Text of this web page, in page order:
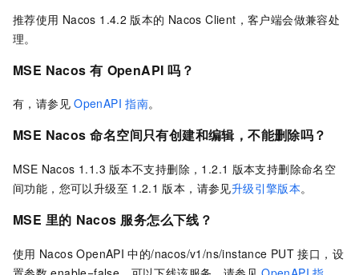
推荐使用 Nacos 1.4.2 版本的 Nacos Client，客户端会做兼容处
理。
MSE Nacos 有 OpenAPI 吗？
有，请参见 OpenAPI 指南。
MSE Nacos 命名空间只有创建和编辑，不能删除吗？
MSE Nacos 1.1.3 版本不支持删除，1.2.1 版本支持删除命名空
间功能，您可以升级至 1.2.1 版本，请参见升级引擎版本。
MSE 里的 Nacos 服务怎么下线？
使用 Nacos OpenAPI 中的/nacos/v1/ns/instance PUT 接口，设